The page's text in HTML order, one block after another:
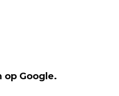
op Google.